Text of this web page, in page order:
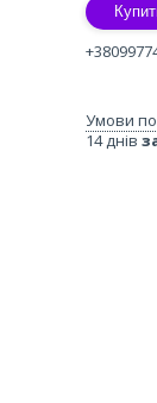
14 днів